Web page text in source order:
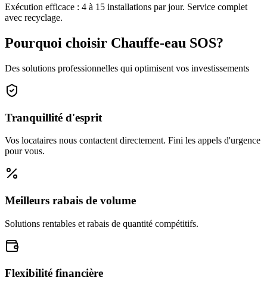
Exécution efficace : 4 à 15 installations par jour. Service complet
avec recyclage.
Pourquoi choisir Chauffe-eau SOS?
Des solutions professionnelles qui optimisent vos investissements
Tranquillité d'esprit
Vos locataires nous contactent directement. Fini les appels d'urgence
pour vous.
Meilleurs rabais de volume
Solutions rentables et rabais de quantité compétitifs.
Flexibilité financière